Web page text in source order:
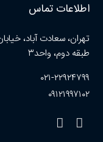
اطلاعات تماس
طبقه دوم، واحد۳
۰۲۱-۲۲۹۲۴۷۹۹
۰۹۱۲۱۹۹۷۱۰۲